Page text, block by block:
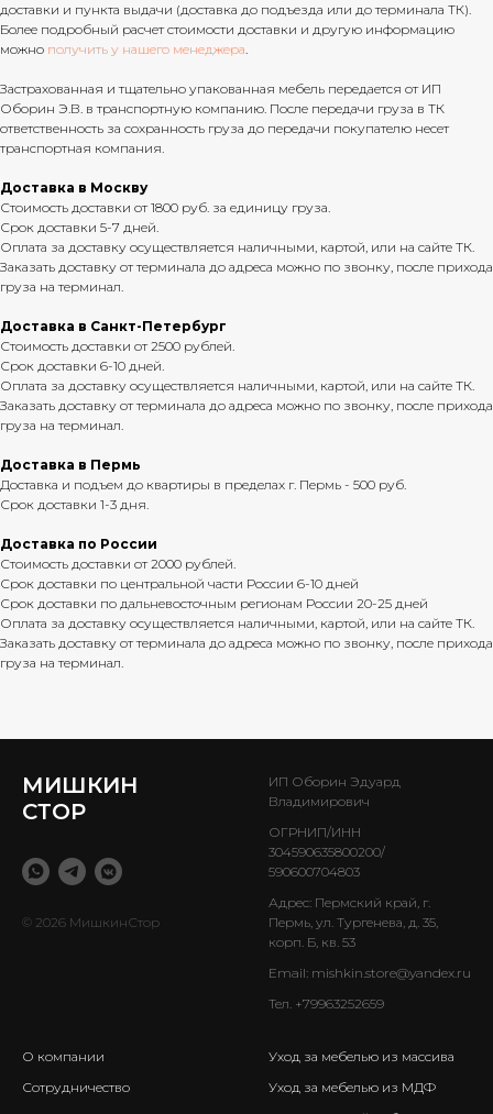
доставки и пункта выдачи (доставка до подъезда или до терминала ТК).
Более подробный расчет стоимости доставки и другую информацию
можно получить у нашего менеджера.
Застрахованная и тщательно упакованная мебель передается от ИП
Оборин Э.В. в транспортную компанию. После передачи груза в ТК
ответственность за сохранность груза до передачи покупателю несет
транспортная компания.
Доставка в Москву
Стоимость доставки от 1800 руб. за единицу груза.
Срок доставки 5-7 дней.
Оплата за доставку осуществляется наличными, картой, или на сайте ТК.
Заказать доставку от терминала до адреса можно по звонку, после прихода
груза на терминал.
Доставка в Санкт-Петербург
Стоимость доставки от 2500 рублей.
Срок доставки 6-10 дней.
Оплата за доставку осуществляется наличными, картой, или на сайте ТК.
Заказать доставку от терминала до адреса можно по звонку, после прихода
груза на терминал.
Доставка в Пермь
Доставка и подъем до квартиры в пределах г. Пермь - 500 руб.
Срок доставки 1-3 дня.
Доставка по России
Стоимость доставки от 2000 рублей.
Срок доставки по центральной части России 6-10 дней
Срок доставки по дальневосточным регионам России 20-25 дней
Оплата за доставку осуществляется наличными, картой, или на сайте ТК.
Заказать доставку от терминала до адреса можно по звонку, после прихода
груза на терминал.
МИШКИН
СТОР
© 2026 МишкинСтор
ИП Оборин Эдуард
Владимирович
ОГРНИП/ИНН
304590635800200/
590600704803
Адрес: Пермский край, г.
Пермь, ул. Тургенева, д. 35,
корп. Б, кв. 53
Email: mishkin.store@yandex.ru
Тел. +79963252659
О компании
Сотрудничество
Уход за мебелью из массива
Уход за мебелью из МДФ